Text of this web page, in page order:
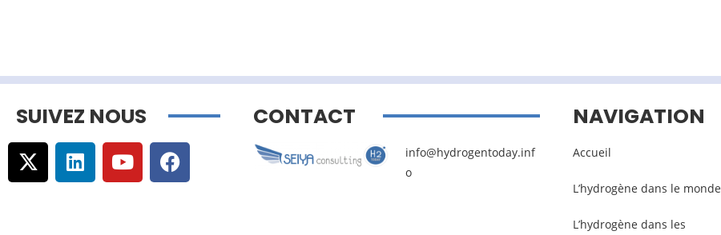
SUIVEZ NOUS CONTACT
info@hydrogentoday.inf
o
NAVIGATION
Accueil
L’hydrogène dans le monde
L’hydrogène dans les